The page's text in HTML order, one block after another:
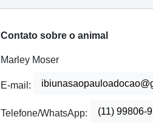
Contato sobre o animal
Marley Moser
E-mail:
Telefone/WhatsApp: (11) 99806-